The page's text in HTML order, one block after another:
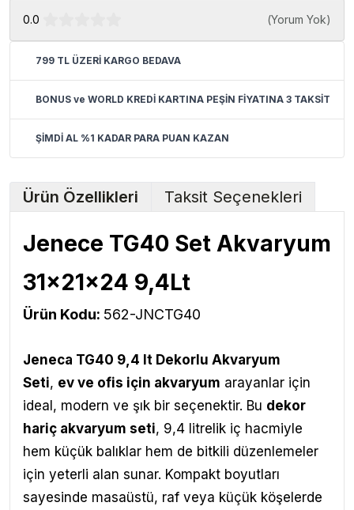
0.0 (Yorum Yok)
799 TL ÜZERİ KARGO BEDAVA
BONUS ve WORLD KREDİ KARTINA PEŞİN FİYATINA 3 TAKSİT
ŞİMDİ AL %1 KADAR PARA PUAN KAZAN
Ürün Özellikleri Taksit Seçenekleri
Jenece TG40 Set Akvaryum
31x21x24 9,4Lt
Ürün Kodu: 562-JNCTG40
Jeneca TG40 9,4 lt Dekorlu Akvaryum
Seti, ev ve ofis için akvaryum arayanlar için
ideal, modern ve şık bir seçenektir. Bu dekor
hariç akvaryum seti, 9,4 litrelik iç hacmiyle
hem küçük balıklar hem de bitkili düzenlemeler
için yeterli alan sunar. Kompakt boyutları
sayesinde masaüstü, raf veya küçük köşelerde